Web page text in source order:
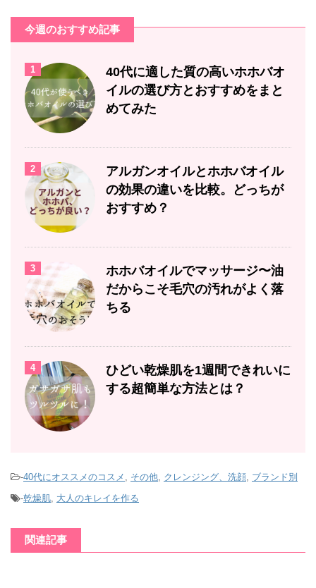
今週のおすすめ記事
1
40代に適した質の高いホホバオ
イルの選び方とおすすめをまと
めてみた
2
アルガンオイルとホホバオイル
の効果の違いを比較。どっちが
おすすめ？
3
ホホバオイルでマッサージ〜油
だからこそ毛穴の汚れがよく落
ちる
4
ひどい乾燥肌を1週間できれいに
する超簡単な方法とは？
-40代にオススメのコスメ その他 クレンジング、洗顔 ブランド別
-乾燥肌 大人のキレイを作る
関連記事